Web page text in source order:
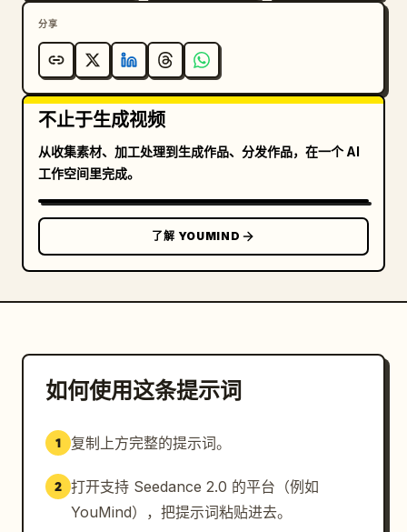
分享
不止于生成视频
从收集素材、加工处理到生成作品、分发作品，在一个 AI
工作空间里完成。
了解 YOUMIND
如何使用这条提示词
1 复制上方完整的提示词。
2 打开支持 Seedance 2.0 的平台（例如
YouMind），把提示词粘贴进去。